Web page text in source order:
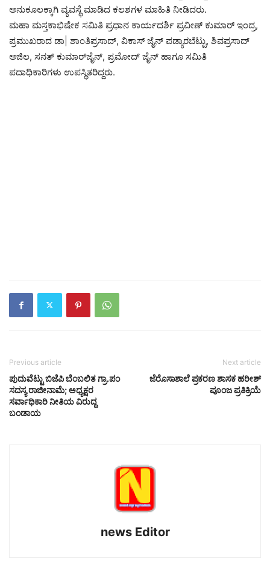
ಅನುಕೂಲಕ್ಕಾಗಿ ವ್ಯವಸ್ಥೆ ಮಾಡಿದ ಕಲಶಗಳ ಮಾಹಿತಿ ನೀಡಿದರು.
ಮಹಾ ಮಸ್ತಕಾಭಿಷೇಕ ಸಮಿತಿ ಪ್ರಧಾನ ಕಾರ್ಯದರ್ಶಿ ಪ್ರವೀಣ್‌ ಕುಮಾರ್‌ ಇಂದ್ರ,
ಪ್ರಮುಖರಾದ ಡಾ| ಶಾಂತಿಪ್ರಸಾದ್‌, ವಿಕಾಸ್‌ ಜೈನ್‌ ಪಡ್ಯಾರಬೆಟ್ಟು, ಶಿವಪ್ರಸಾದ್‌
ಅಜಿಲ, ಸನತ್‌ ಕುಮಾರ್‌ಜೈನ್‌, ಪ್ರಮೋದ್‌ ಜೈನ್‌ ಹಾಗೂ ಸಮಿತಿ
ಪದಾಧಿಕಾರಿಗಳು ಉಪಸ್ಥಿತರಿದ್ದರು.
Previous article
ಪುದುವೆಟ್ಟು ಬಿಜೆಪಿ ಬೆಂಬಲಿತ ಗ್ರಾ.ಪಂ
ಸದಸ್ಯ ರಾಜೀನಾಮೆ; ಅಧ್ಯಕ್ಷರ
ಸರ್ವಾಧಿಕಾರಿ ನೀತಿಯ ವಿರುದ್ದ
ಬಂಡಾಯ
Next article
ಜೆರೊಸಾಶಾಲೆ ಪ್ರಕರಣ ಶಾಸಕ ಹರೀಶ್
ಪೂಂಜ ಪ್ರತಿಕ್ರಿಯೆ
news Editor